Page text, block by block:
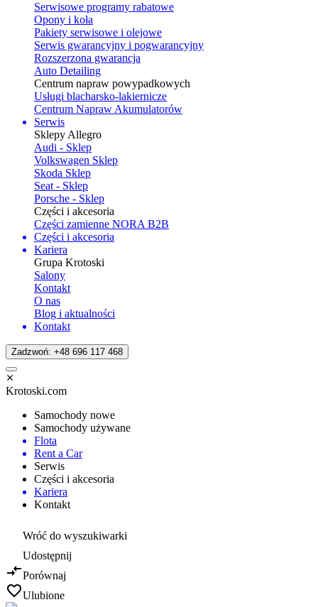
Serwisowe programy rabatowe
Opony i koła
Pakiety serwisowe i olejowe
Serwis gwarancyjny i pogwarancyjny
Rozszerzona gwarancja
Auto Detailing
Centrum napraw powypadkowych
Usługi blacharsko-lakiernicze
Centrum Napraw Akumulatorów
Serwis
Sklepy Allegro
Audi - Sklep
Volkswagen Sklep
Skoda Sklep
Seat - Sklep
Porsche - Sklep
Części i akcesoria
Części zamienne NORA B2B
Części i akcesoria
Kariera
Grupa Krotoski
Salony
Kontakt
O nas
Blog i aktualności
Kontakt
Zadzwoń: +48 696 117 468
Krotoski.com
Samochody nowe
Samochody używane
Flota
Rent a Car
Serwis
Części i akcesoria
Kariera
Kontakt
Wróć do wyszukiwarki
Udostępnij
Porównaj
Ulubione